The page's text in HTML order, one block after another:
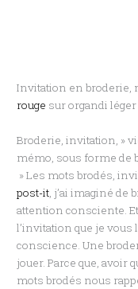
Invitation en
rouge sur organdi léger
Broderie, invitation, »
mémo, sous forme de
» Les mots brodés,
post-it, j’ai imaginé de
attention consciente.
l’invitation que je vous
conscience. Une
jouer. Parce que, avoir
mots brodés nous